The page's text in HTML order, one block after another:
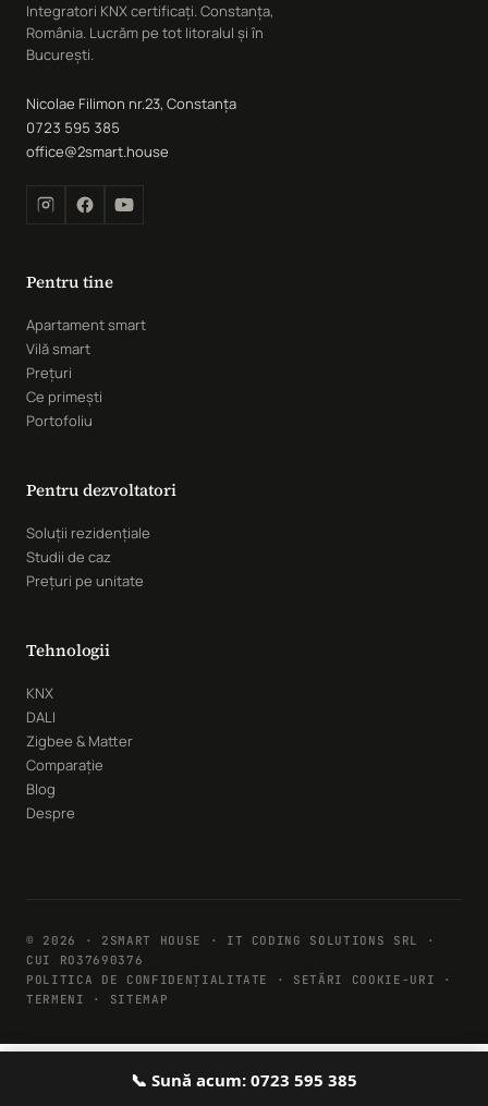
Integratori KNX certificați. Constanța,
România. Lucrăm pe tot litoralul și în
București.
Nicolae Filimon nr.23, Constanța
0723 595 385
office@2smart.house
Pentru tine
Apartament smart
Vilă smart
Prețuri
Ce primești
Portofoliu
Pentru dezvoltatori
Soluții rezidențiale
Studii de caz
Prețuri pe unitate
Tehnologii
KNX
DALI
Zigbee & Matter
Comparație
Blog
Despre
© 2026 · 2SMART HOUSE · IT CODING SOLUTIONS SRL ·
CUI RO37690376
POLITICA DE CONFIDENȚIALITATE
· SETĂRI COOKIE-URI ·
TERMENI · SITEMAP
📞 Sună acum: 0723 595 385